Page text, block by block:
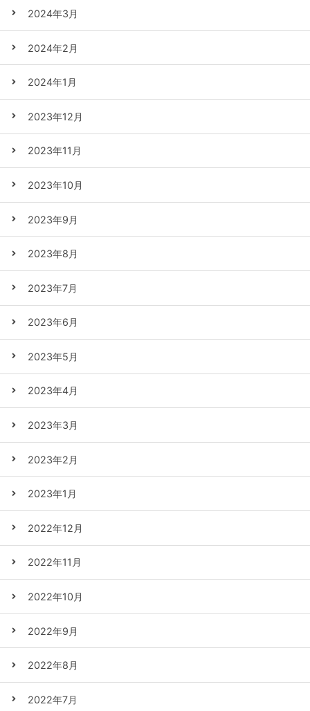
2024年3月
2024年2月
2024年1月
2023年12月
2023年11月
2023年10月
2023年9月
2023年8月
2023年7月
2023年6月
2023年5月
2023年4月
2023年3月
2023年2月
2023年1月
2022年12月
2022年11月
2022年10月
2022年9月
2022年8月
2022年7月